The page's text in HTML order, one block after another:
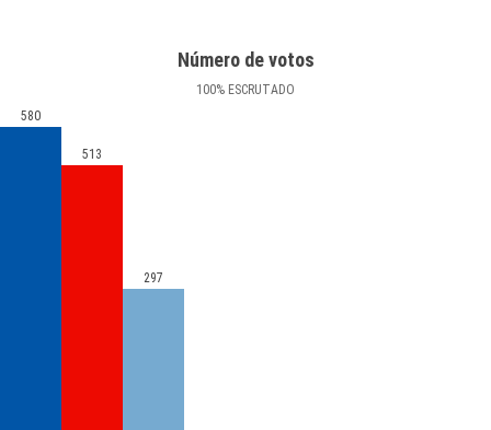
Número de votos
100% ESCRUTADO
580
513
297